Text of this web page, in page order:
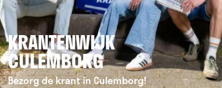
KRANTENWIJK
CULEMBORG
Bezorg de krant in Culemborg!